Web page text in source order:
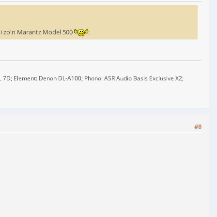
zo'n Marantz Model 500 :
Element: Denon DL-A100; Phono: ASR Audio Basis Exclusive X2;
#8